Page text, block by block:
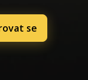
se